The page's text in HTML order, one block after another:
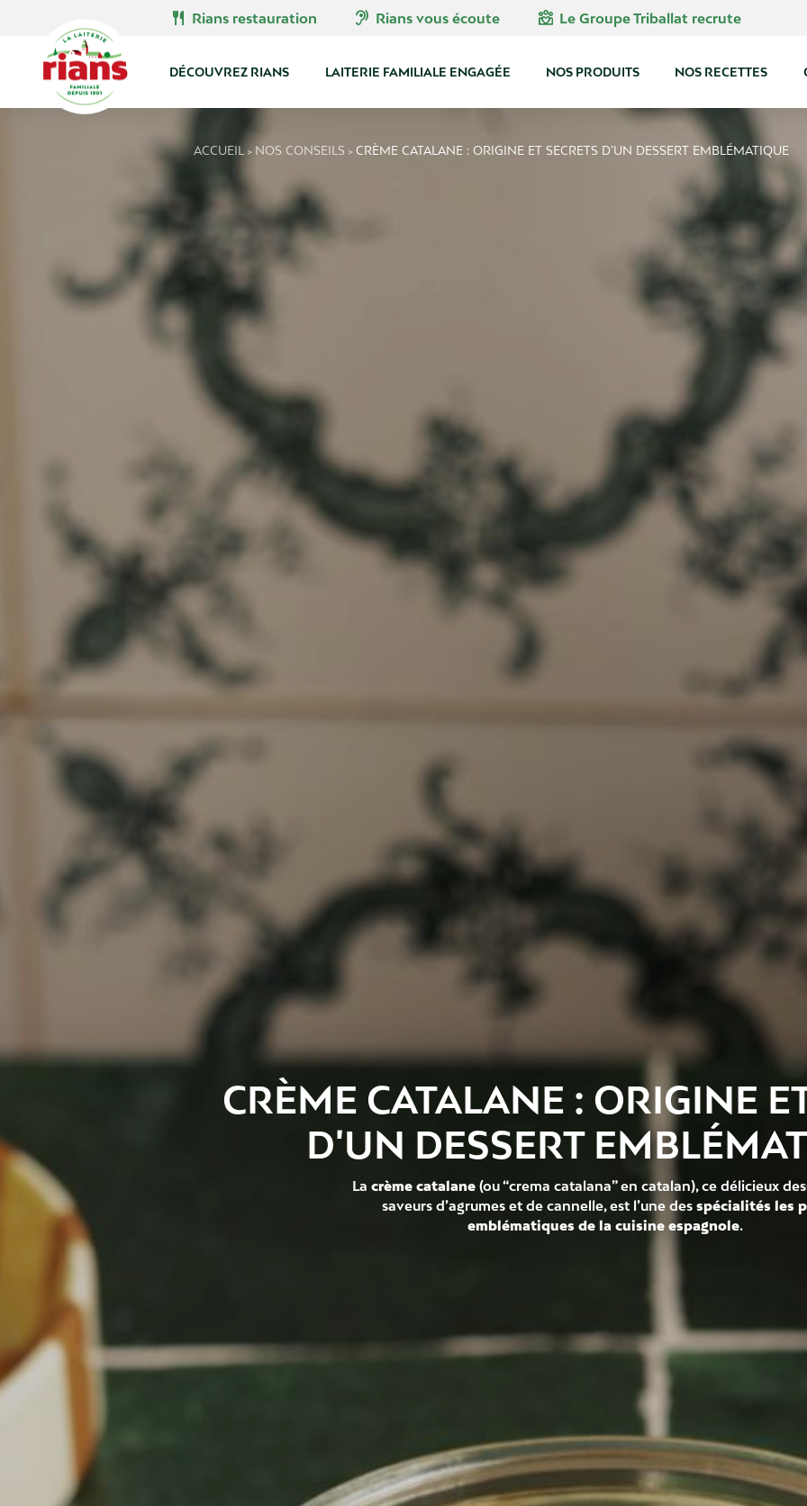
restaurant Rians restauration hearing Rians vous écoute diversity_4 Le Groupe Triballat recrute
DÉCOUVREZ RIANS LAITERIE FAMILIALE ENGAGÉE NOS PRODUITS NOS RECETTES
ACCUEIL > NOS CONSEILS >CRÈME CATALANE : ORIGINE ET SECRETS D’UN DESSERT EMBLÉMATIQUE
CRÈME CATALANE : ORIGINE
D'UN DESSERT
La crème catalane(ou “crema catalana” en catalan), ce délicieux
saveurs d’agrumes et de cannelle, est l’une desspécialités les
emblématiques de la cuisine espagnole.